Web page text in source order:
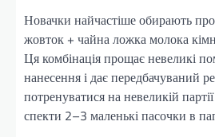
Новачки найчастіше обирають
жовток + чайна ложка молока
Ця комбінація прощає невеликі
нанесення і дає передбачуваний
потренуватися на невеликій
спекти 2–3 маленькі пасочки в